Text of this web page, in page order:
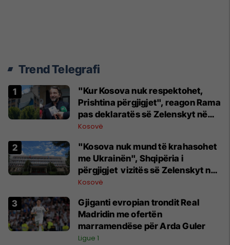
Trend Telegrafi
"Kur Kosova nuk respektohet,
Prishtina përgjigjet", reagon Rama
pas deklaratës së Zelenskyt në
Beograd
Kosovë
"Kosova nuk mund të krahasohet
me Ukrainën", Shqipëria i
përgjigjet vizitës së Zelenskyt në
Serbi
Kosovë
Gjiganti evropian trondit Real
Madridin me ofertën
marramendëse për Arda Guler
Ligue 1